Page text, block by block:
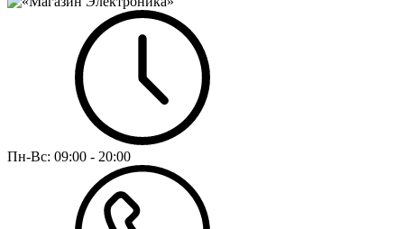
Пн-Вс: 09:00 - 20:00